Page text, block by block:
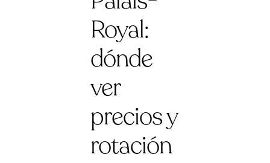
Royal:
dónde
ver
precios y
rotación